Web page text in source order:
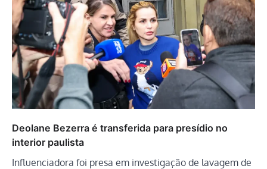
Deolane Bezerra é transferida para presídio no
interior paulista
Influenciadora foi presa em investigação de lavagem de